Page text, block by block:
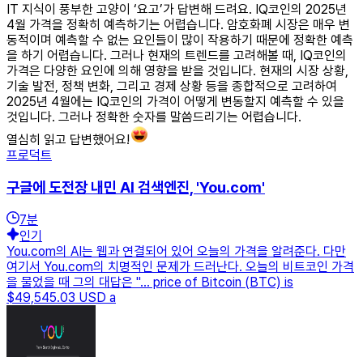
IT 지식이 풍부한 고양이 ‘요고’가 답변해 드려요. IQ코인의 2025년
4월 가격을 정확히 예측하기는 어렵습니다. 암호화폐 시장은 매우 변
동적이며 예측할 수 없는 요인들이 많이 작용하기 때문에 정확한 예측
을 하기 어렵습니다. 그러나 현재의 트렌드를 고려해볼 때, IQ코인의
가격은 다양한 요인에 의해 영향을 받을 것입니다. 현재의 시장 상황,
기술 발전, 정책 변화, 그리고 경제 상황 등을 종합적으로 고려하여
2025년 4월에는 IQ코인의 가격이 어떻게 변동할지 예측할 수 있을
것입니다. 그러나 정확한 숫자를 말씀드리기는 어렵습니다.
열심히 읽고 답변했어요!
프로덕트
구글에 도전장 내민 AI 검색엔진, 'You.com'
7분
인기
You.com의 AI는 웹과 연결되어 있어 오늘의 가격을 알려준다. 다만
여기서 You.com의 치명적인 문제가 드러난다. 오늘의 비트코인 가격
을 물었을 때 그의 대답은 "… price of Bitcoin (BTC) is
$49,545.03 USD a